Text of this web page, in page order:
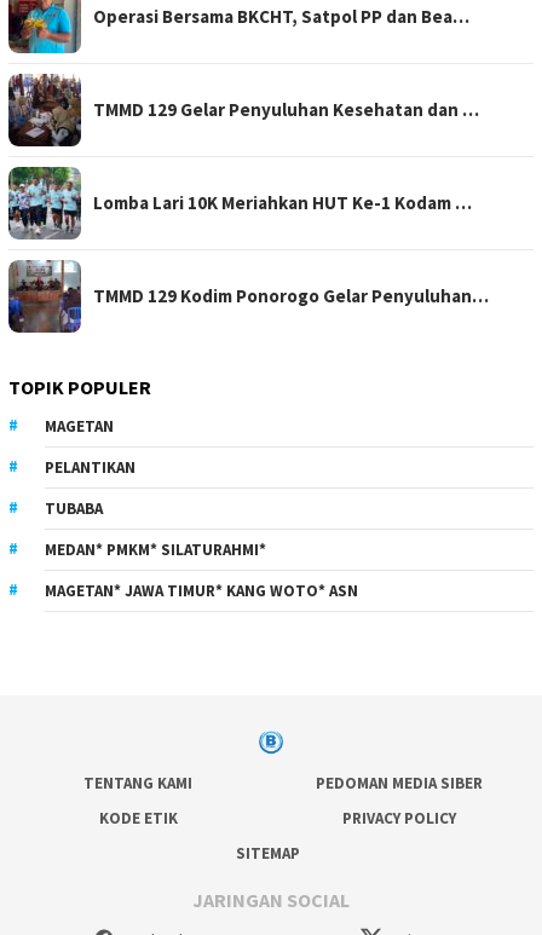
Operasi Bersama BKCHT, Satpol PP dan Bea…
TMMD 129 Gelar Penyuluhan Kesehatan dan …
Lomba Lari 10K Meriahkan HUT Ke-1 Kodam …
TMMD 129 Kodim Ponorogo Gelar Penyuluhan…
TOPIK POPULER
MAGETAN
PELANTIKAN
TUBABA
MEDAN* PMKM* SILATURAHMI*
MAGETAN* JAWA TIMUR* KANG WOTO* ASN
TENTANG KAMI
PEDOMAN MEDIA SIBER
KODE ETIK
PRIVACY POLICY
SITEMAP
JARINGAN SOCIAL